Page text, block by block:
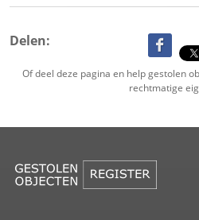
Delen:
Of deel deze pagina en help gestolen
rechtmatige